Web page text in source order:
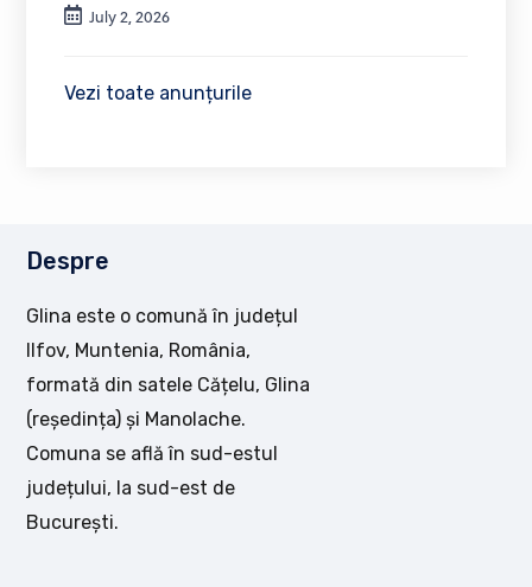
July 2, 2026
Vezi toate anunțurile
Despre
Glina este o comună în județul
Ilfov, Muntenia, România,
formată din satele Cățelu, Glina
(reședința) și Manolache.
Comuna se află în sud-estul
județului, la sud-est de
București.